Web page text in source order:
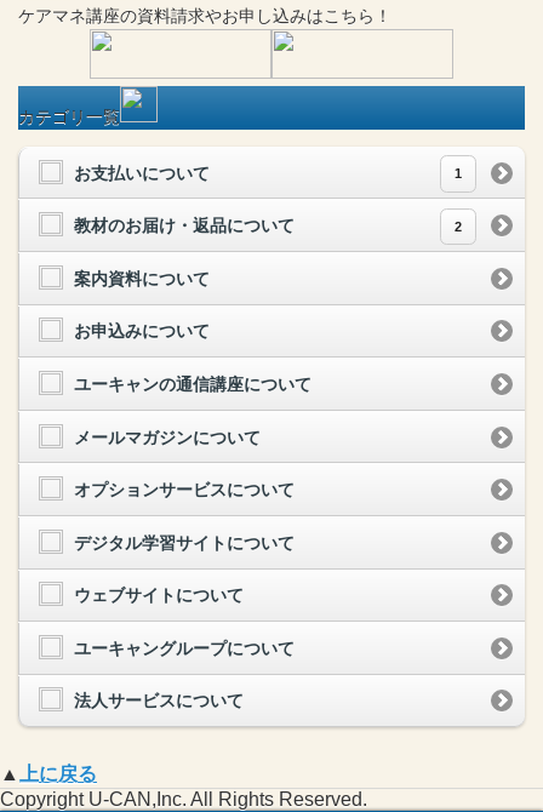
ケアマネ講座の資料請求やお申し込みはこちら！
カテゴリ一覧
お支払いについて 1
教材のお届け・返品について 2
案内資料について
お申込みについて
ユーキャンの通信講座について
メールマガジンについて
オプションサービスについて
デジタル学習サイトについて
ウェブサイトについて
ユーキャングループについて
法人サービスについて
▲
上に戻る
Copyright U-CAN,Inc. All Rights Reserved.